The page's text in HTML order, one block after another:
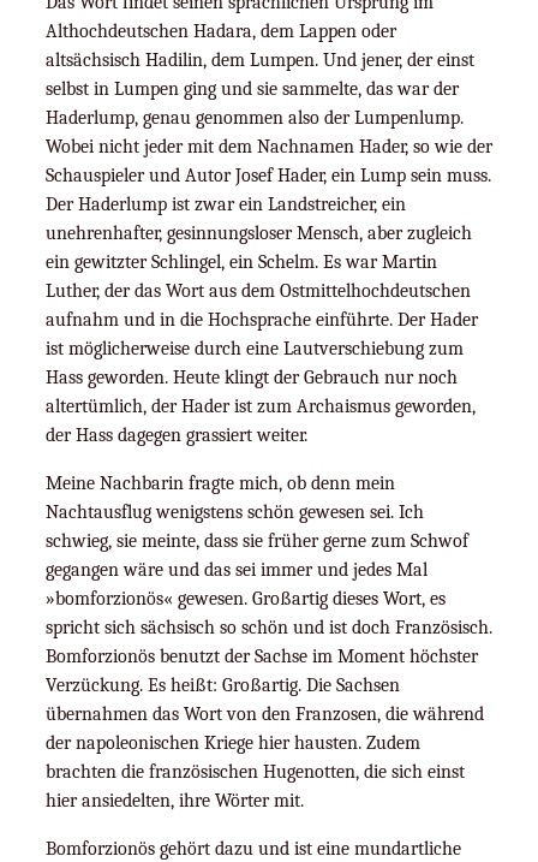
Althochdeutschen Hadara, dem Lappen oder
altsächsisch Hadilin, dem Lumpen. Und jener, der einst
selbst in Lumpen ging und sie sammelte, das war der
Haderlump, genau genommen also der Lumpenlump.
Wobei nicht jeder mit dem Nachnamen Hader, so wie der
Schauspieler und Autor Josef Hader, ein Lump sein muss.
Der Haderlump ist zwar ein Landstreicher, ein
unehrenhafter, gesinnungsloser Mensch, aber zugleich
ein gewitzter Schlingel, ein Schelm. Es war Martin
Luther, der das Wort aus dem Ostmittelhochdeutschen
aufnahm und in die Hochsprache einführte. Der Hader
ist möglicherweise durch eine Lautverschiebung zum
Hass geworden. Heute klingt der Gebrauch nur noch
altertümlich, der Hader ist zum Archaismus geworden,
der Hass dagegen grassiert weiter.
Meine Nachbarin fragte mich, ob denn mein
Nachtausflug wenigstens schön gewesen sei. Ich
schwieg, sie meinte, dass sie früher gerne zum Schwof
gegangen wäre und das sei immer und jedes Mal
»bomforzionös« gewesen. Großartig dieses Wort, es
spricht sich sächsisch so schön und ist doch Französisch.
Bomforzionös benutzt der Sachse im Moment höchster
Verzückung. Es heißt: Großartig. Die Sachsen
übernahmen das Wort von den Franzosen, die während
der napoleonischen Kriege hier hausten. Zudem
brachten die französischen Hugenotten, die sich einst
hier ansiedelten, ihre Wörter mit.
Bomforzionös gehört dazu und ist eine mundartliche